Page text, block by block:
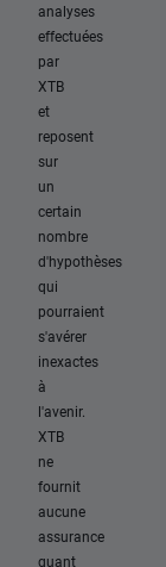
analyses
effectuées
par
XTB
et
reposent
sur
un
certain
nombre
d'hypothèses
qui
pourraient
s'avérer
inexactes
à
l'avenir.
XTB
ne
fournit
aucune
assurance
quant